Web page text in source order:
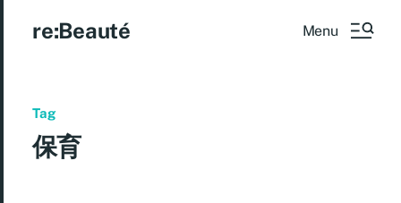
re:Beauté Menu
Tag
保育